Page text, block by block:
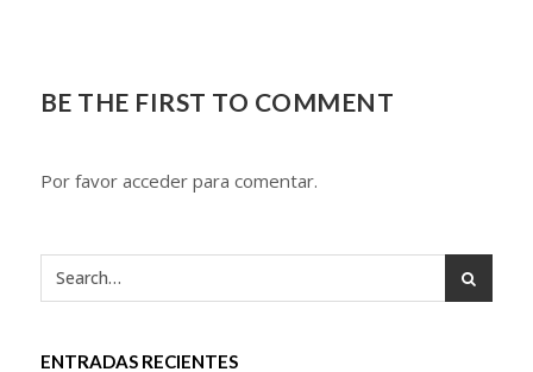
BE THE FIRST TO COMMENT
Por favor acceder para comentar.
ENTRADAS RECIENTES